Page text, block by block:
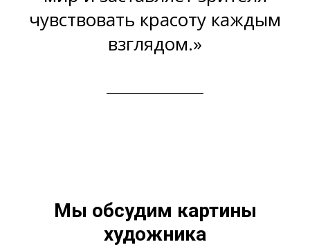
чувствовать красоту каждым
взглядом.»
Мы обсудим картины
художника